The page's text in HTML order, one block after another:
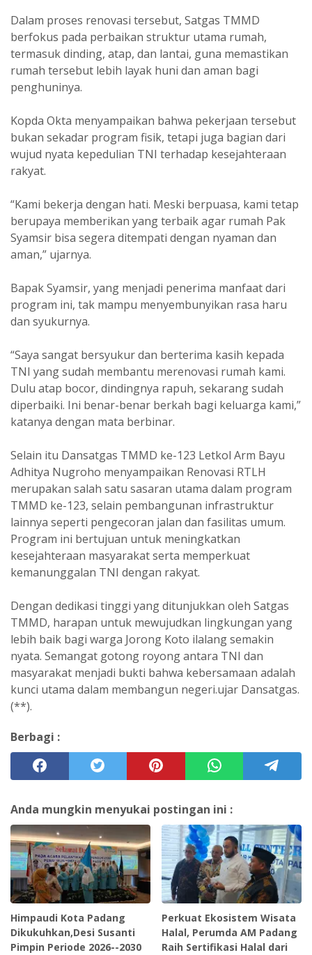
Dalam proses renovasi tersebut, Satgas TMMD
berfokus pada perbaikan struktur utama rumah,
termasuk dinding, atap, dan lantai, guna memastikan
rumah tersebut lebih layak huni dan aman bagi
penghuninya.
Kopda Okta menyampaikan bahwa pekerjaan tersebut
bukan sekadar program fisik, tetapi juga bagian dari
wujud nyata kepedulian TNI terhadap kesejahteraan
rakyat.
“Kami bekerja dengan hati. Meski berpuasa, kami tetap
berupaya memberikan yang terbaik agar rumah Pak
Syamsir bisa segera ditempati dengan nyaman dan
aman,” ujarnya.
Bapak Syamsir, yang menjadi penerima manfaat dari
program ini, tak mampu menyembunyikan rasa haru
dan syukurnya.
“Saya sangat bersyukur dan berterima kasih kepada
TNI yang sudah membantu merenovasi rumah kami.
Dulu atap bocor, dindingnya rapuh, sekarang sudah
diperbaiki. Ini benar-benar berkah bagi keluarga kami,”
katanya dengan mata berbinar.
Selain itu Dansatgas TMMD ke-123 Letkol Arm Bayu
Adhitya Nugroho menyampaikan Renovasi RTLH
merupakan salah satu sasaran utama dalam program
TMMD ke-123, selain pembangunan infrastruktur
lainnya seperti pengecoran jalan dan fasilitas umum.
Program ini bertujuan untuk meningkatkan
kesejahteraan masyarakat serta memperkuat
kemanunggalan TNI dengan rakyat.
Dengan dedikasi tinggi yang ditunjukkan oleh Satgas
TMMD, harapan untuk mewujudkan lingkungan yang
lebih baik bagi warga Jorong Koto ilalang semakin
nyata. Semangat gotong royong antara TNI dan
masyarakat menjadi bukti bahwa kebersamaan adalah
kunci utama dalam membangun negeri.ujar Dansatgas.
(**).
Berbagi :
Anda mungkin menyukai postingan ini :
Himpaudi Kota Padang
Dikukuhkan,Desi Susanti
Pimpin Periode 2026--2030
Perkuat Ekosistem Wisata
Halal, Perumda AM Padang
Raih Sertifikasi Halal dari